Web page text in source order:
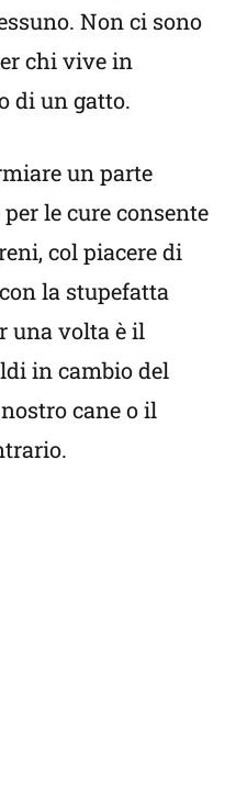
Non ci sono
chi vive in
di un gatto.
un parte
le cure consente
col piacere di
la stupefatta
una volta è il
in cambio del
cane o il